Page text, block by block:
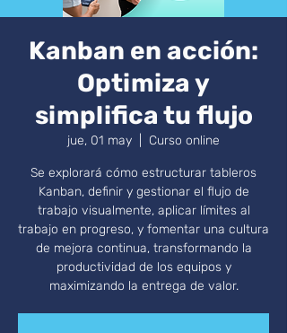
Kanban en acción:
Optimiza y
simplifica tu flujo
jue, 01 may Curso online
Se explorará cómo estructurar tableros
Kanban, definir y gestionar el flujo de
trabajo visualmente, aplicar límites al
trabajo en progreso, y fomentar una cultura
de mejora continua, transformando la
productividad de los equipos y
maximizando la entrega de valor.